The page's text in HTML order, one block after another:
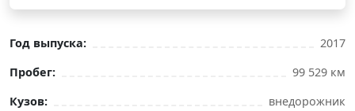
Год выпуска:
2017
Пробег:
99 529 км
Кузов:
внедорожник